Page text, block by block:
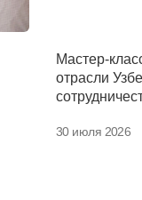
Мастер-
отрасли
30 июля 2026